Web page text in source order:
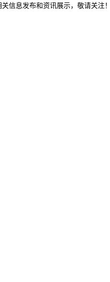
信息发布和资讯展示，敬请关注！